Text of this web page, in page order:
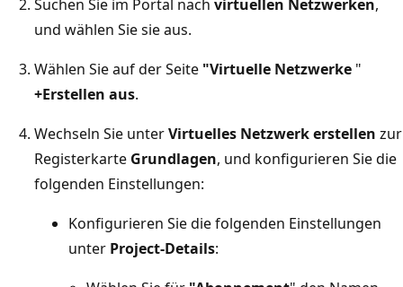
Suchen Sie im Portal nach virtuellen Netzwerken,
und wählen Sie sie aus.
Wählen Sie auf der Seite "Virtuelle Netzwerke "
+Erstellen aus.
Wechseln Sie unterVirtuelles Netzwerk erstellen zur
Registerkarte Grundlagen, und konfigurieren Sie die
folgenden Einstellungen:
Konfigurieren Sie die folgenden Einstellungen
unter Project-Details: